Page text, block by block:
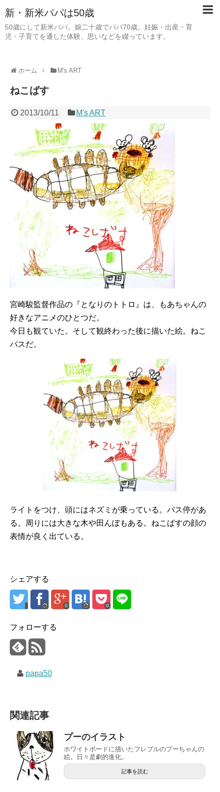
新・新米パパは50歳
50歳にして新米パパ。娘二十歳でパパ70歳。妊娠・出産・育
児・子育てを通した体験、思いなどを綴っています。
ホーム M's ART
ねこばす
2013/10/11 M's ART
宮崎駿監督作品の『となりのトトロ』は、もあちゃんの
好きなアニメのひとつだ。
今日も観ていた。そして観終わった後に描いた絵。ねこ
バスだ。
ライトをつけ、頭にはネズミが乗っている。バス停があ
る。周りには大きな木や田んぼもある。ねこばすの顔の
表情が良く出ている。
シェアする
0 0
フォローする
papa50
関連記事
プーのイラスト
ホワイトボードに描いたフレブルのプーちゃんの
絵。日々是劇的進化。
記事を読む